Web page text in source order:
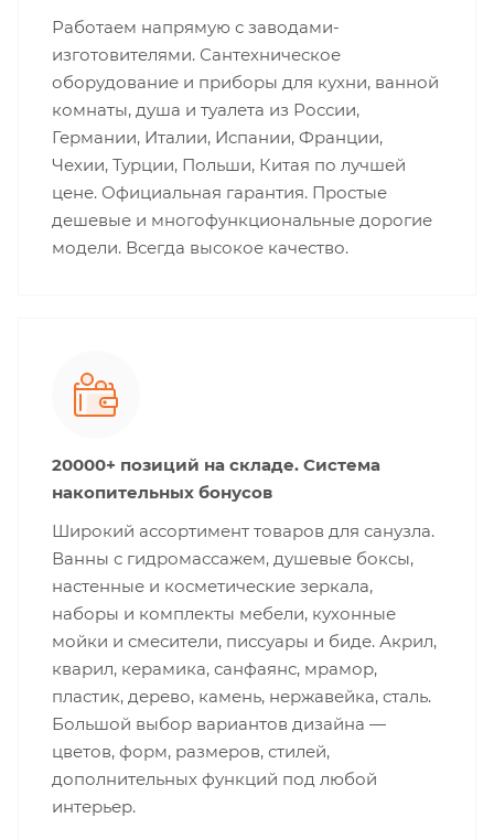
Работаем напрямую с заводами-
изготовителями. Сантехническое
оборудование и приборы для кухни, ванной
комнаты, душа и туалета из России,
Германии, Италии, Испании, Франции,
Чехии, Турции, Польши, Китая по лучшей
цене. Официальная гарантия. Простые
дешевые и многофункциональные дорогие
модели. Всегда высокое качество.
20000+ позиций на складе. Система
накопительных бонусов
Широкий ассортимент товаров для санузла.
Ванны с гидромассажем, душевые боксы,
настенные и косметические зеркала,
наборы и комплекты мебели, кухонные
мойки и смесители, писсуары и биде. Акрил,
кварил, керамика, санфаянс, мрамор,
пластик, дерево, камень, нержавейка, сталь.
Большой выбор вариантов дизайна —
цветов, форм, размеров, стилей,
дополнительных функций под любой
интерьер.